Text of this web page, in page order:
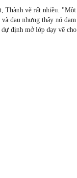
Thành vẽ rất nhiều. "Một
đau nhưng thấy nó đam
định mở lớp dạy vẽ cho